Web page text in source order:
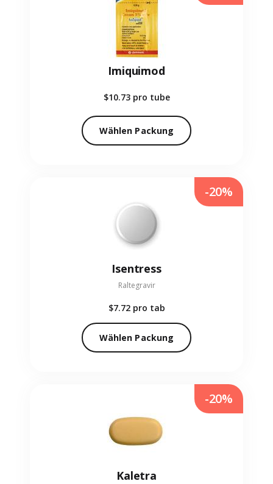
Imiquimod
$10.73 pro tube
Wählen Packung
Isentress
Raltegravir
$7.72 pro tab
Wählen Packung
-20%
Kaletra
-20%